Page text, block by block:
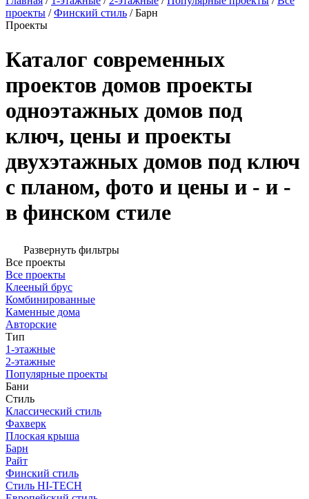
проекты /Финский стиль /Барн
Проекты
Каталог современных
проектов домов проекты
одноэтажных домов под
ключ, цены и проекты
двухэтажных домов под ключ
с планом, фото и цены и - и -
в финском стиле
Развернуть фильтры
Все проекты
Все проекты
Клееный брус
Комбинированные
Каменные дома
Авторские
Тип
1-этажные
2-этажные
Популярные проекты
Бани
Стиль
Классический стиль
Фахверк
Плоская крыша
Барн
Райт
Финский стиль
Стиль HI-TECH